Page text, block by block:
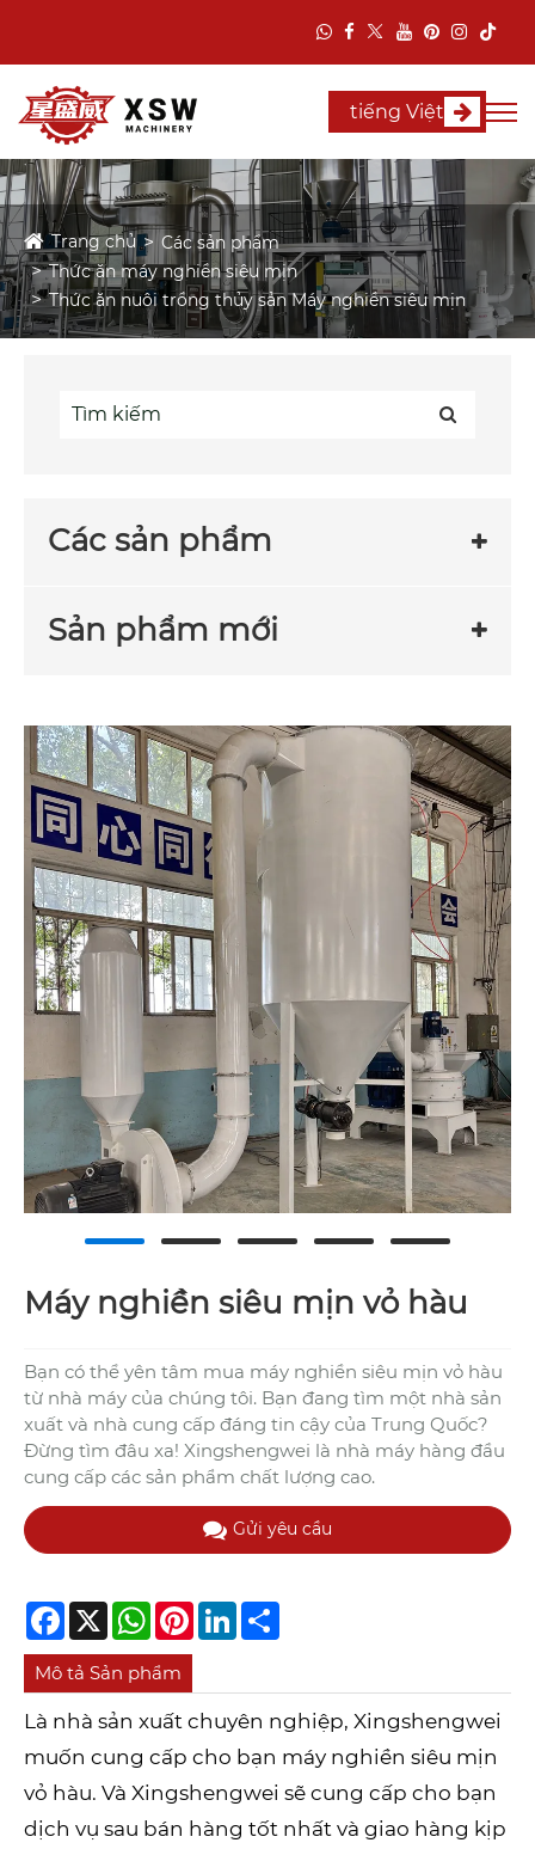
tiếng Việt
Trang chủ
Các sản phẩm
Thức ăn máy nghiền siêu mịn
Thức ăn nuôi trồng thủy sản Máy nghiền siêu mịn
Các sản phẩm
Sản phẩm mới
Máy nghiền siêu mịn vỏ hàu
Bạn có thể yên tâm mua máy nghiền siêu mịn vỏ hàu
từ nhà máy của chúng tôi. Bạn đang tìm một nhà sản
xuất và nhà cung cấp đáng tin cậy của Trung Quốc?
Đừng tìm đâu xa! Xingshengwei là nhà máy hàng đầu
cung cấp các sản phẩm chất lượng cao.
Gửi yêu cầu
Facebook
X WhatsApp
PinterestLinkedIn
Mô tả Sản phẩm
Là nhà sản xuất chuyên nghiệp, Xingshengwei
muốn cung cấp cho bạn máy nghiền siêu mịn
vỏ hàu. Và Xingshengwei sẽ cung cấp cho bạn
dịch vụ sau bán hàng tốt nhất và giao hàng kịp